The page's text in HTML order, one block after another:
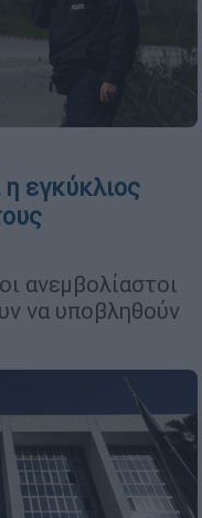
η εγκύκλιος
ανεμβολίαστοι
να υποβληθούν